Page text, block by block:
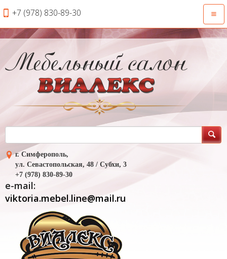
+7 (978) 830-89-30
г. Симферополь,
ул. Севастопольская, 48 / Субхи, 3
+7 (978) 830-89-30
e-mail:
viktoria.mebel.line@mail.ru